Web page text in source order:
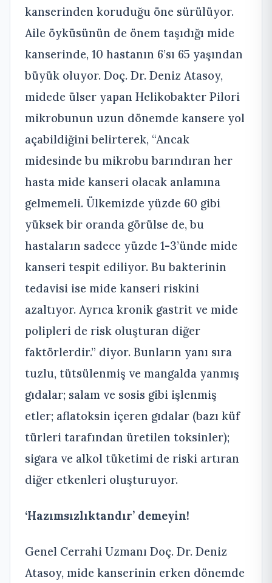
kanserinden koruduğu öne sürülüyor.
Aile öyküsünün de önem taşıdığı mide
kanserinde, 10 hastanın 6’sı 65 yaşından
büyük oluyor. Doç. Dr. Deniz Atasoy,
midede ülser yapan Helikobakter Pilori
mikrobunun uzun dönemde kansere yol
açabildiğini belirterek, “Ancak
midesinde bu mikrobu barındıran her
hasta mide kanseri olacak anlamına
gelmemeli. Ülkemizde yüzde 60 gibi
yüksek bir oranda görülse de, bu
hastaların sadece yüzde 1-3’ünde mide
kanseri tespit ediliyor. Bu bakterinin
tedavisi ise mide kanseri riskini
azaltıyor. Ayrıca kronik gastrit ve mide
polipleri de risk oluşturan diğer
faktörlerdir.” diyor. Bunların yanı sıra
tuzlu, tütsülenmiş ve mangalda yanmış
gıdalar; salam ve sosis gibi işlenmiş
etler; aflatoksin içeren gıdalar (bazı küf
türleri tarafından üretilen toksinler);
sigara ve alkol tüketimi de riski artıran
diğer etkenleri oluşturuyor.
‘Hazımsızlıktandır’ demeyin!
Genel Cerrahi Uzmanı Doç. Dr. Deniz
Atasoy, mide kanserinin erken dönemde